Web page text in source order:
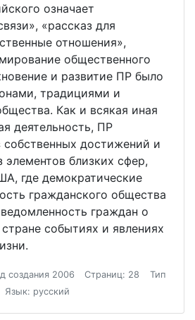
означает
«рассказ для
отношения»,
общественного
и развитие ПР было
традициями и
Как и всякая иная
деятельность, ПР
собственных достижений и
близких сфер,
где демократические
гражданского общества
граждан о
событиях и явлениях
создания 2006 Страниц: 28
Тип
Язык: русский